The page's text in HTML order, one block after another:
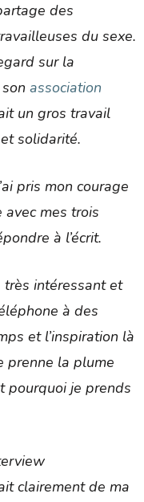
des
du sexe.
sur la
association
un gros travail
solidarité.
pris mon courage
avec mes trois
à l’écrit.
très intéressant et
à des
et l’inspiration là
prenne la plume
pourquoi je prends
clairement de ma